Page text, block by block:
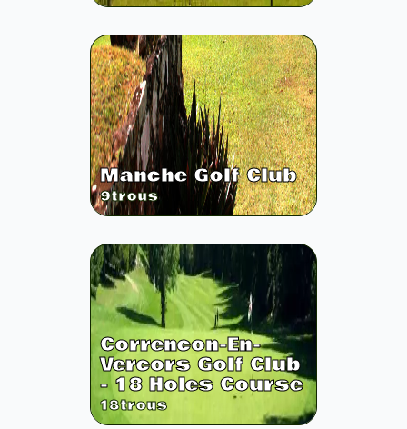
Manche Golf Club
9trous
Correncon-En-
Vercors Golf Club
- 18 Holes Course
18trous